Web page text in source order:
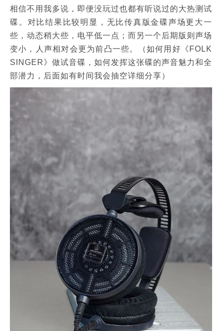
相信不用我多说，即便没玩过也都有听说过的大热测试
碟。对比结果比较明显，无比传真版金碟声场更大一
些，动态稍大些，电平低一点；而另一个后期版则声场
变小，人声相对会更为前凸一些。（如何用好《FOLK
SINGER》做试音碟，如何发挥这张碟的声音魅力和全
部潜力，后面如有时间我会抽空详细分享）